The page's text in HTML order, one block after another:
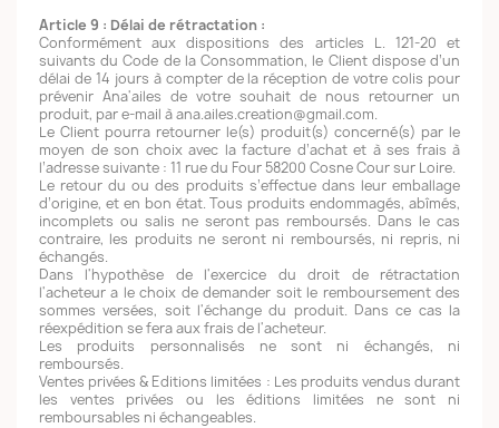
Article 9 : Délai de rétractation :
Conformément aux dispositions des articles L. 121-20 et
suivants du Code de la Consommation, le Client dispose d’un
délai de 14 jours à compter de la réception de votre colis pour
prévenir Ana'ailes de votre souhait de nous retourner un
produit, par e-mail à ana.ailes.creation@gmail.com.
Le Client pourra retourner le(s) produit(s) concerné(s) par le
moyen de son choix avec la facture d’achat et à ses frais à
l’adresse suivante : 11 rue du Four 58200 Cosne Cour sur Loire.
Le retour du ou des produits s’effectue dans leur emballage
d’origine, et en bon état. Tous produits endommagés, abîmés,
incomplets ou salis ne seront pas remboursés. Dans le cas
contraire, les produits ne seront ni remboursés, ni repris, ni
échangés.
Dans l'hypothèse de l'exercice du droit de rétractation
l'acheteur a le choix de demander soit le remboursement des
sommes versées, soit l'échange du produit. Dans ce cas la
réexpédition se fera aux frais de l'acheteur.
Les produits personnalisés ne sont ni échangés, ni
remboursés.
Ventes privées & Editions limitées : Les produits vendus durant
les ventes privées ou les éditions limitées ne sont ni
remboursables ni échangeables.